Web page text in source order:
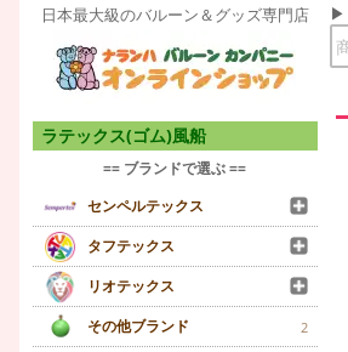
日本最大級のバルーン＆グッズ専門店
ラテックス(ゴム)風船
== ブランドで選ぶ ==
センペルテックス
タフテックス
リオテックス
その他ブランド
2